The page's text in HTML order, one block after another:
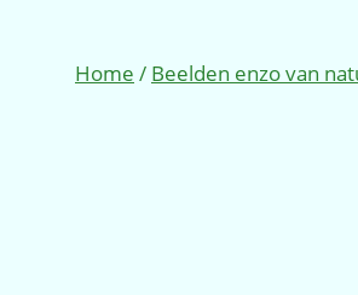
Home / Beelden enzo van